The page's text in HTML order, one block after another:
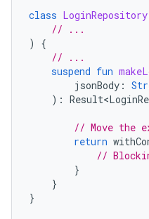
class LoginRepository
// ...
)
{
// ...
suspend fun
jsonBody :
):
// Move the
return
//
}
}
}